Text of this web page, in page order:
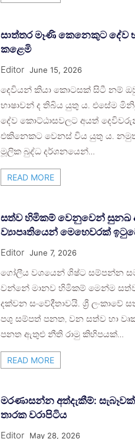
සාත්තර මෑණි කෙනෙකුට දේව
කළෙමි
Editor June 15, 2026
දෙවියන් කියා කොටසක් සිටී නම්
භාෂාවන් ද තිබිය යුතු ය. එසේම
දේව කොට්ඨාසවලට අයත්
එකිනෙකට වෙනස් විය යුතු ය.
මූලික බුද්ධ දර්ශනයෙන්…
READ MORE
සත්ව හිමිකම් වෙනුවෙන් සුනඛ
ව්‍යාපෘතියෙන් මෙහෙවරක්
Editor June 7, 2026
ගෝලීය වශයෙන් ශිෂ්ට සම්පන්න
වන්නේ මානව හිමිකම් මෙන්ම
දක්වන සංවේදීතාවයි. ශ්‍රී
පශු සම්පත් පනත, වන සත්ව හා
පනත ඇතුළු නීති රාමු කිහිපයක්…
READ MORE
මරණාසන්න අත්දැකීම්: සැබෑවක්
තාරක වරාපිටිය
Editor May 28, 2026